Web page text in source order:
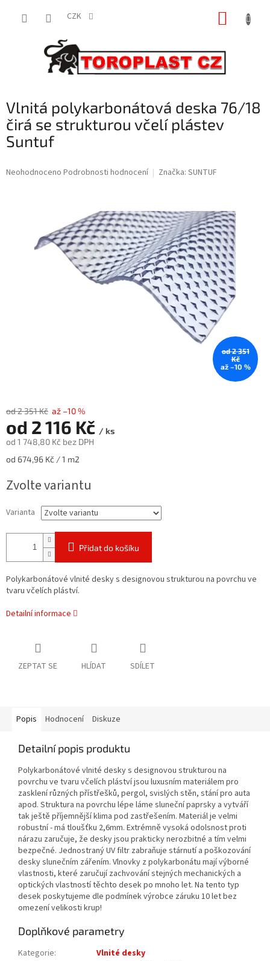
CZK
Vlnitá polykarbonátová deska 76/18
čirá se strukturou včelí plástev
Suntuf
Průměrné
hvězdiček.
Neohodnoceno Podrobnosti hodnocení Značka: SUNTUF
od 2 351
Kč
až –10 %
od 2 351 Kč až –10 %
od 2 116 Kč / ks
od 1 748,80 Kč bez DPH
Měrná
od 674,96 Kč / 1 m2
Zvolte variantu
Varianta
Přidat do košíku
Polykarbonátové vlnité desky s designovou strukturou na povrchu ve
tvaru včelích pláství.
Detailní informace
ZEPTAT SE HLÍDAT SDÍLET
Popis Hodnocení Diskuze
Detailní popis produktu
Polykarbonátové vlnité desky s designovou strukturou na
povrchu ve tvaru včelích pláství jsou luxusním materiálem pro
zasklení různých přístřešků, pergol, svislých stěn, stání pro auta
apod. Struktura na povrchu lépe láme sluneční paprsky a vytváří
tak ještě příjemnější klima pod zastřešením. Materiál je velmi
robustní - má tloušťku 2,6mm. Extrémně vysoká odolsnost proti
nárazu zaručuje, že desky jsou prakticky nerozbitné a tím velmi
bezpečné. Jednostraný UV filtr zabraňuje stárnutí a poškozování
desky slunečním zářením. Vlnovky z polykarbonátu mají výborné
vlastnosti, které zaručují zachvování stejných mechanických a
optických vlastností těchto desek po mnoho let. Na tento typ
desek poskytujeme dle podmínek výrobce záruku 10 let bez
omezení velikosti krup!
Doplňkové parametry
Kategorie:
Vlnité desky